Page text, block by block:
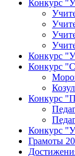
Конкурс
Конкурс
Конкурс
Конкурс
Конкурс
Грамоты